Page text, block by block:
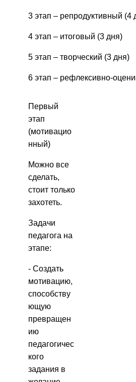
3 этап – репродуктивный (4
4 этап – итоговый (3 дня)
5 этап – творческий (3 дня)
6 этап – рефлексивно-
Первый
этап
(мотивацио
нный)
Можно все
сделать,
стоит только
захотеть.
Задачи
педагога на
этапе:
- Создать
мотивацию,
способству
ющую
превращен
ию
педагогичес
кого
задания в